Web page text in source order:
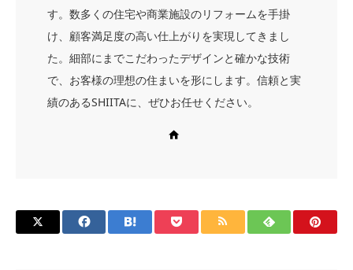
す。数多くの住宅や商業施設のリフォームを手掛
け、顧客満足度の高い仕上がりを実現してきまし
た。細部にまでこだわったデザインと確かな技術
で、お客様の理想の住まいを形にします。信頼と実
績のあるSHIITAに、ぜひお任せください。